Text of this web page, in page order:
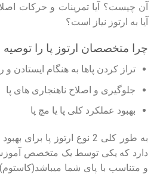
آن چیست؟ آیا تمرینات و حرکات
آیا به ارتوز نیاز است؟
چرا متخصصان ارتوز پا را
تراز کردن پاها به هنگام ایستادن و
جلوگیری و اصلاح ناهنجاری های پا
بهبود عملکرد کلی پا یا مچ پا
به طور کلی 2 نوع ارتوز پا
دارد که یکی توسط یک متخصص
و متناسب با پای شما